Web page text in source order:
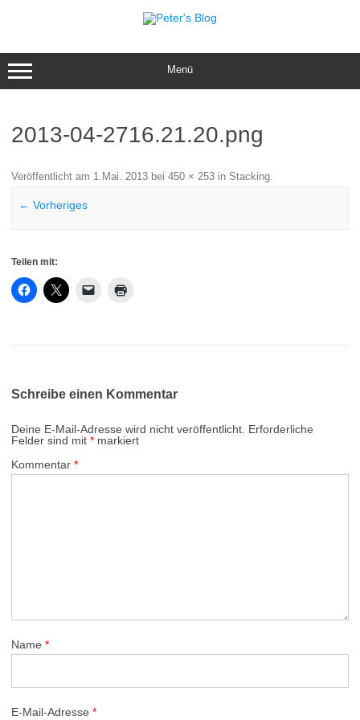
Menü
2013-04-2716.21.20.png
Veröffentlicht am 1.Mai. 2013 bei 450 × 253 in Stacking.
← Vorheriges
Teilen mit:
Schreibe einen Kommentar
Deine E-Mail-Adresse wird nicht veröffentlicht. Erforderliche
Felder sind mit * markiert
Kommentar *
Name *
E-Mail-Adresse *